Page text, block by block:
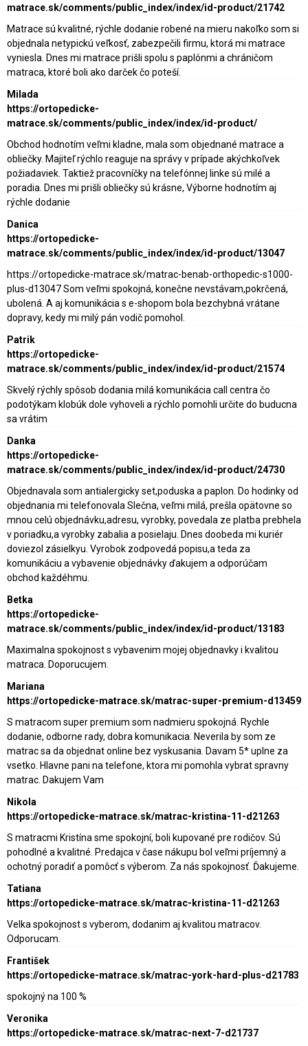
matrace.sk/comments/public_index/index/id-product/21742
Matrace sú kvalitné, rýchle dodanie robené na mieru nakoľko som si
objednala netypickú veľkosť, zabezpečili firmu, ktorá mi matrace
vyniesla. Dnes mi matrace prišli spolu s paplónmi a chráničom
matraca, ktoré boli ako darček čo poteší.
Milada
https://ortopedicke-
matrace.sk/comments/public_index/index/id-product/
Obchod hodnotím veľmi kladne, mala som objednané matrace a
obliečky. Majiteľ rýchlo reaguje na správy v prípade akýchkoľvek
požiadaviek. Taktiež pracovníčky na telefónnej linke sú milé a
poradia. Dnes mi prišli obliečky sú krásne, Výborne hodnotím aj
rýchle dodanie
Danica
https://ortopedicke-
matrace.sk/comments/public_index/index/id-product/13047
https://ortopedicke-matrace.sk/matrac-benab-orthopedic-s1000-
plus-d13047 Som veľmi spokojná, konečne nevstávam,pokrčená,
ubolená. A aj komunikácia s e-shopom bola bezchybná vrátane
dopravy, kedy mi milý pán vodič pomohol.
Patrik
https://ortopedicke-
matrace.sk/comments/public_index/index/id-product/21574
Skvelý rýchly spôsob dodania milá komunikácia call centra čo
podotýkam klobúk dole vyhoveli a rýchlo pomohli určite do buducna
sa vrátim
Danka
https://ortopedicke-
matrace.sk/comments/public_index/index/id-product/24730
Objednavala som antialergicky set,poduska a paplon. Do hodinky od
objednania mi telefonovala Slečna, veľmi milá, prešla opätovne so
mnou celú objednávku,adresu, vyrobky, povedala ze platba prebhela
v poriadku,a vyrobky zabalia a posielaju. Dnes doobeda mi kuriér
doviezol zásielkyu. Vyrobok zodpovedá popisu,a teda za
komunikáciu a vybavenie objednávky ďakujem a odporúčam
obchod každéhmu.
Betka
https://ortopedicke-
matrace.sk/comments/public_index/index/id-product/13183
Maximalna spokojnost s vybavenim mojej objednavky i kvalitou
matraca. Doporucujem.
Mariana
https://ortopedicke-matrace.sk/matrac-super-premium-d13459
S matracom super premium som nadmieru spokojná. Rychle
dodanie, odborne rady, dobra komunikacia. Neverila by som ze
matrac sa da objednat online bez vyskusania. Davam 5* uplne za
vsetko. Hlavne pani na telefone, ktora mi pomohla vybrat spravny
matrac. Dakujem Vam
Nikola
https://ortopedicke-matrace.sk/matrac-kristina-11-d21263
S matracmi Kristína sme spokojní, boli kupované pre rodičov. Sú
pohodlné a kvalitné. Predajca v čase nákupu bol veľmi príjemný a
ochotný poradiť a pomôcť s výberom. Za nás spokojnosť. Ďakujeme.
Tatiana
https://ortopedicke-matrace.sk/matrac-kristina-11-d21263
Velka spokojnost s vyberom, dodanim aj kvalitou matracov.
Odporucam.
František
https://ortopedicke-matrace.sk/matrac-york-hard-plus-d21783
spokojný na 100 %
Veronika
https://ortopedicke-matrace.sk/matrac-next-7-d21737